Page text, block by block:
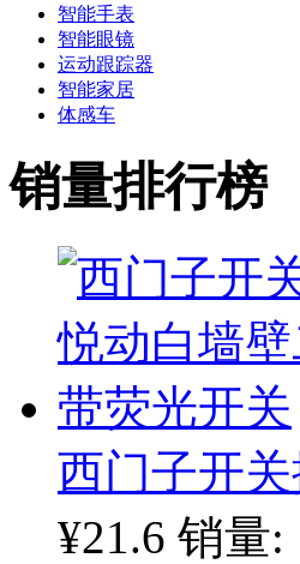
智能手表
智能眼镜
运动跟踪器
智能家居
体感车
销量排行榜
西门子开
¥21.6 销量: